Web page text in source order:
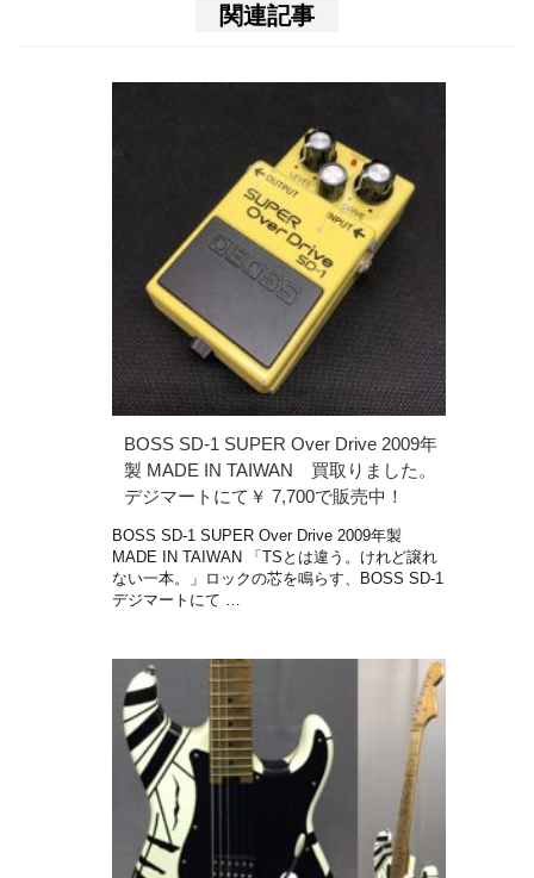
関連記事
BOSS SD-1 SUPER Over Drive 2009年
製 MADE IN TAIWAN 買取りました。
デジマートにて￥ 7,700で販売中！
BOSS SD-1 SUPER Over Drive 2009年製
MADE IN TAIWAN 「TSとは違う。けれど譲れ
ない一本。」ロックの芯を鳴らす、BOSS SD-1
デジマートにて …